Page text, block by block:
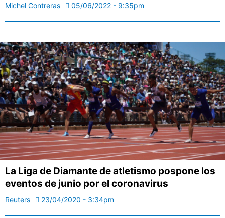
Michel Contreras 05/06/2022 - 9:35pm
La Liga de Diamante de atletismo pospone los
eventos de junio por el coronavirus
Reuters 23/04/2020 - 3:34pm